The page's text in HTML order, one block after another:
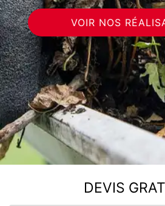
VOIR NOS
DEVIS